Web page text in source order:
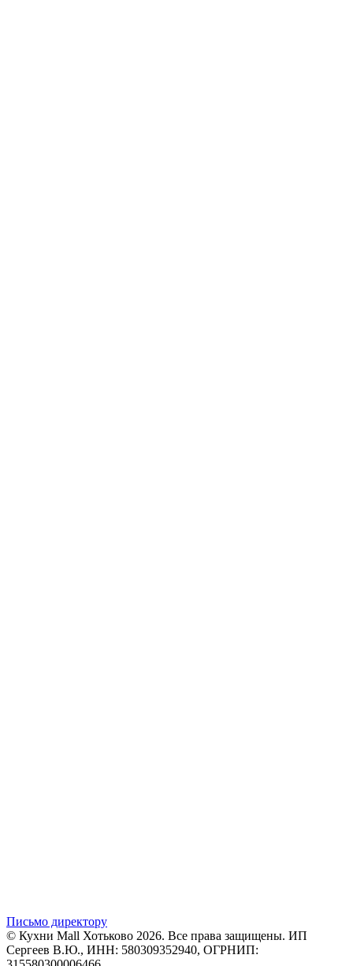
Письмо директору
© Кухни Mall Хотьково 2026. Все права защищены. ИП
Сергеев В.Ю., ИНН: 580309352940, ОГРНИП: